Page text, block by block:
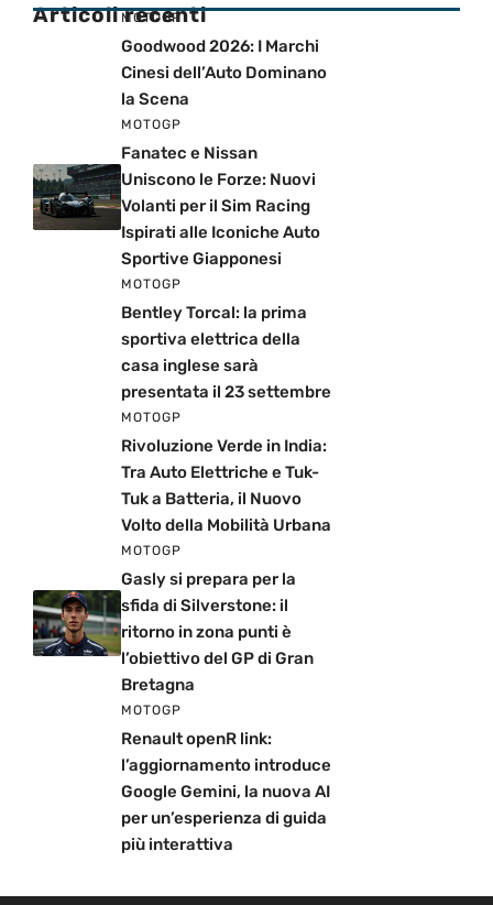
Articoli recenti
MOTOGP
Goodwood 2026: I Marchi
Cinesi dell’Auto Dominano
la Scena
MOTOGP
Fanatec e Nissan
Uniscono le Forze: Nuovi
Volanti per il Sim Racing
Ispirati alle Iconiche Auto
Sportive Giapponesi
MOTOGP
Bentley Torcal: la prima
sportiva elettrica della
casa inglese sarà
presentata il 23 settembre
MOTOGP
Rivoluzione Verde in India:
Tra Auto Elettriche e Tuk-
Tuk a Batteria, il Nuovo
Volto della Mobilità Urbana
MOTOGP
Gasly si prepara per la
sfida di Silverstone: il
ritorno in zona punti è
l’obiettivo del GP di Gran
Bretagna
MOTOGP
Renault openR link:
l’aggiornamento introduce
Google Gemini, la nuova AI
per un’esperienza di guida
più interattiva